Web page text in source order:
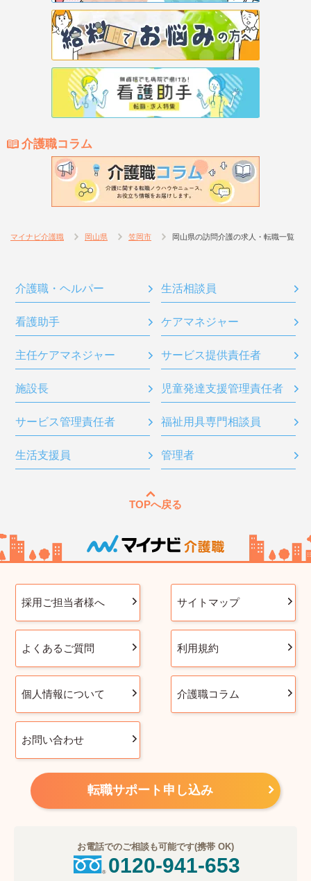
介護職コラム
マイナビ介護職 岡山県 笠岡市 岡山県の訪問介護の求人・転職一覧
介護職・ヘルパー 生活相談員
看護助手 ケアマネジャー
主任ケアマネジャー サービス提供責任者
施設長 児童発達支援管理責任者
サービス管理責任者 福祉用具専門相談員
生活支援員 管理者
TOPへ戻る
採用ご担当者様へ サイトマップ
よくあるご質問 利用規約
個人情報について 介護職コラム
お問い合わせ
転職サポート申し込み
お電話でのご相談も可能です(携帯 OK)
0120-941-653